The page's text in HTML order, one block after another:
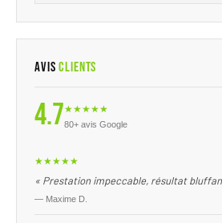
AvisClients
4.7★★★★★
80+ avis Google
★★★★★
« Prestation impeccable, résultat
— Maxime D.